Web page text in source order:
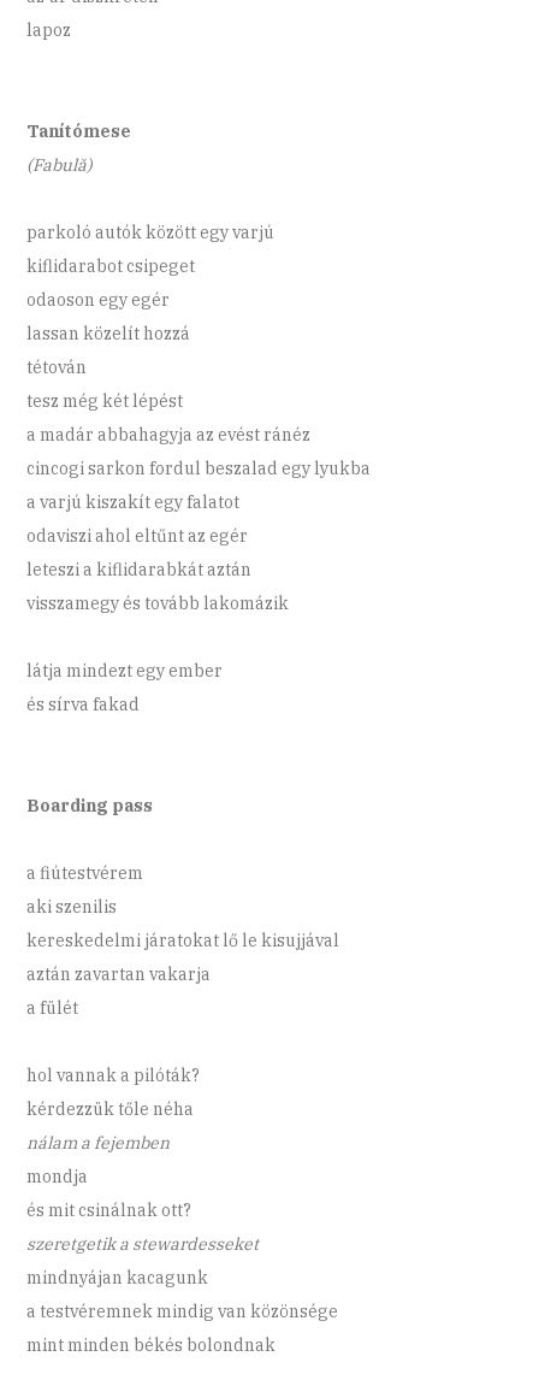
lapoz
Tanítómese
(Fabulă)
parkoló autók között egy varjú
kiflidarabot csipeget
odaoson egy egér
lassan közelít hozzá
tétován
tesz még két lépést
a madár abbahagyja az evést ránéz
cincogi sarkon fordul beszalad egy lyukba
a varjú kiszakít egy falatot
odaviszi ahol eltűnt az egér
leteszi a kiflidarabkát aztán
visszamegy és tovább lakomázik
látja mindezt egy ember
és sírva fakad
Boarding pass
a fiútestvérem
aki szenilis
kereskedelmi járatokat lő le kisujjával
aztán zavartan vakarja
a fülét
hol vannak a pilóták?
kérdezzük tőle néha
nálam a fejemben
mondja
és mit csinálnak ott?
szeretgetik a stewardesseket
mindnyájan kacagunk
a testvéremnek mindig van közönsége
mint minden békés bolondnak